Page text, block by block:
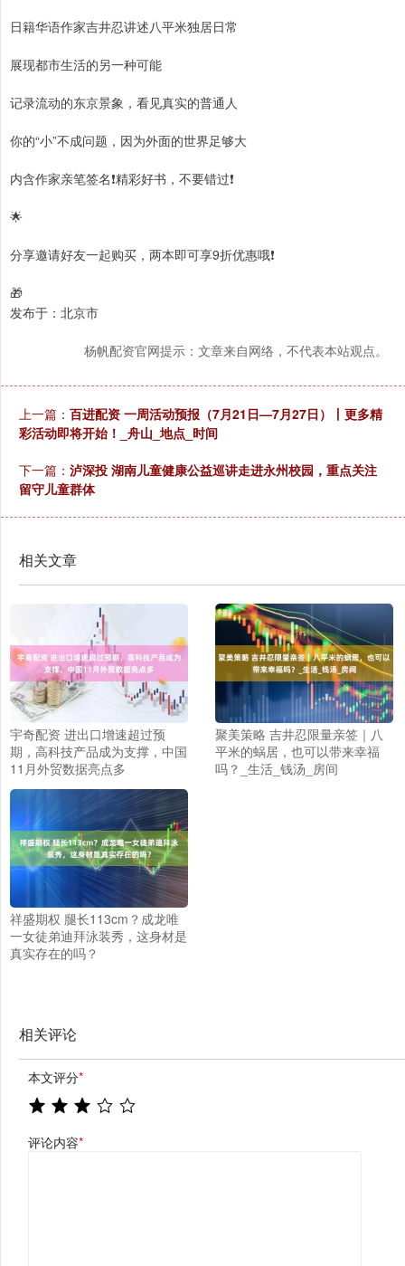
日籍华语作家吉井忍讲述八平米独居日常
展现都市生活的另一种可能
记录流动的东京景象，看见真实的普通人
你的“小”不成问题，因为外面的世界足够大
内含作家亲笔签名❗️精彩好书，不要错过❗️
🌟
分享邀请好友一起购买，两本即可享9折优惠哦❗️
🎁
发布于：北京市
杨帆配资官网提示：文章来自网络，不代表本站观点。
上一篇： 百进配资 一周活动预报（7月21日—7月27日）丨更多精
彩活动即将开始！_舟山_地点_时间
下一篇： 泸深投 湖南儿童健康公益巡讲走进永州校园，重点关注
留守儿童群体
相关文章
宇奇配资 进出口增速超过预
期，高科技产品成为支撑，中国
11月外贸数据亮点多
聚美策略 吉井忍限量亲签｜八
平米的蜗居，也可以带来幸福
吗？_生活_钱汤_房间
祥盛期权 腿长113cm？成龙唯
一女徒弟迪拜泳装秀，这身材是
真实存在的吗？
相关评论
本文评分*
评论内容*